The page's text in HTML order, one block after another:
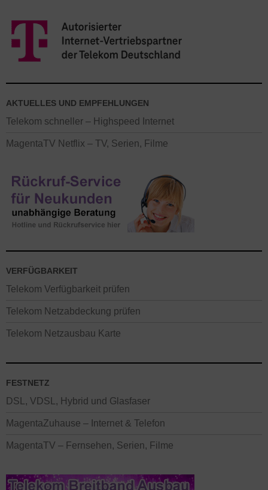
AKTUELLES UND EMPFEHLUNGEN
Telekom schneller – Highspeed Internet
MagentaTV Netflix – TV, Serien, Filme
VERFÜGBARKEIT
Telekom Verfügbarkeit prüfen
Telekom Netzabdeckung prüfen
Telekom Netzausbau Karte
FESTNETZ
DSL, VDSL, Hybrid und Glasfaser
MagentaZuhause – Internet & Telefon
MagentaTV – Fernsehen, Serien, Filme